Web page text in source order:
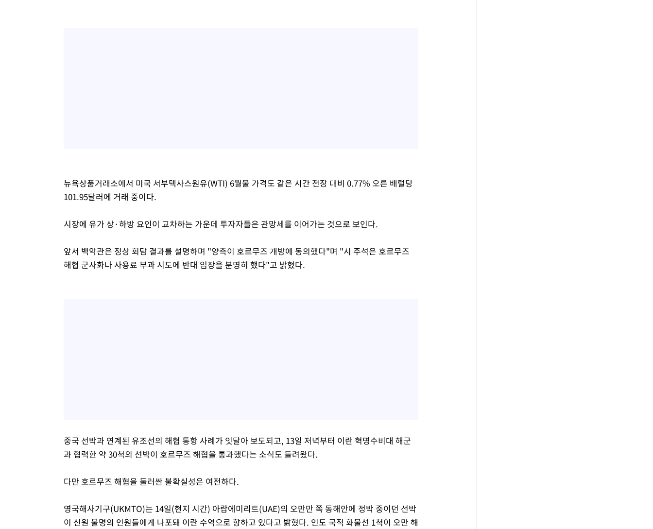
뉴욕상품거래소에서 미국 서부텍사스원유(WTI) 6월물 가격도 같은 시간 전장 대비 0.77% 오른 배럴당
101.95달러에 거래 중이다.
시장에 유가 상·하방 요인이 교차하는 가운데 투자자들은 관망세를 이어가는 것으로 보인다.
앞서 백악관은 정상 회담 결과를 설명하며 "양측이 호르무즈 개방에 동의했다"며 "시 주석은 호르무즈
해협 군사화나 사용료 부과 시도에 반대 입장을 분명히 했다"고 밝혔다.
중국 선박과 연계된 유조선의 해협 통항 사례가 잇달아 보도되고, 13일 저녁부터 이란 혁명수비대 해군
과 협력한 약 30척의 선박이 호르무즈 해협을 통과했다는 소식도 들려왔다.
다만 호르무즈 해협을 둘러싼 불확실성은 여전하다.
영국해사기구(UKMTO)는 14일(현지 시간) 아랍에미리트(UAE)의 오만만 쪽 동해안에 정박 중이던 선박
이 신원 불명의 인원들에게 나포돼 이란 수역으로 향하고 있다고 밝혔다. 인도 국적 화물선 1척이 오만 해